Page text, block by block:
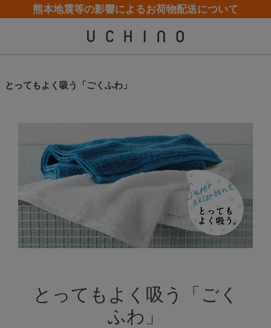
【クリアランスセール】人気パジャマが追加！
カスタマーサポート夏季休業(お電話)のお知らせ
熊本地震等の影響によるお荷物配送について
【クリアランスセール】人気パジャマが追加！
カスタマーサポート夏季休業(お電話)のお知らせ
とってもよく吸う「ごくふわ」
とってもよく吸う「ごく
ふわ」